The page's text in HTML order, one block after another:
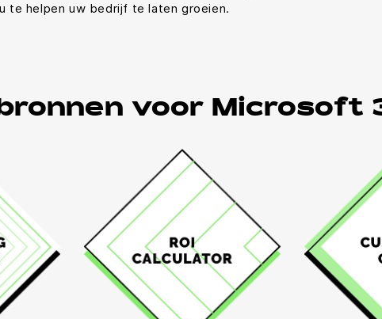
te helpen uw bedrijf te laten groeien.
voor Microsoft